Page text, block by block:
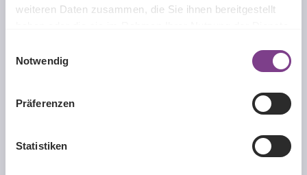
weiteren Daten zusammen, die Sie ihnen bereitgestellt
Notwendig
Präferenzen
Statistiken